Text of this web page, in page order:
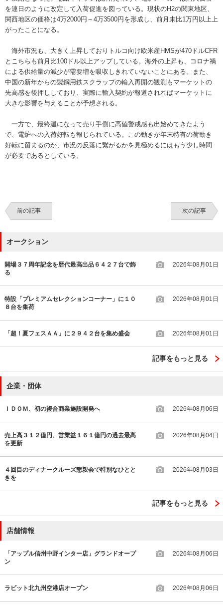
を連日のように改定して入荷促進を図っている。現状のH2の関東地区、
関西地区の価格は4万2000円～4万3500円を形成し、前月末比1万円以上上
がったことになる。
海外市況も、大きく上昇しておりトルコ向け欧米産HMSが470ドルCFR
とこちらも前月比100ドル以上アップしている。海外の上昇も、コロナ禍
による供給量の減少が需要増を吸収しきれていないことにある。また、
中国の新年からの製鋼用鉄スクラップの輸入再開の観測もマーケットの
先高感を後押ししており、実際に輸入契約が報道されればマーケットに
大きな影響を与えることが予想される。
一方で、最終週になって売り手側に高値警戒感も出始めてきたよう
で、電炉への入荷好転も報じられている。この動きが年末特有の荷動き
好転に留まるのか、市況の反落に繋がるかを見極めるにはもう少し時間
が必要であるとしている。
前の記事 次の記事
オークション
開場３７周年記念を歴代最高出品６４２７台で飾
る
2026年08月01日
特設「プレミアムセレクションコーナー」に１０
８台を集荷
2026年08月01日
「超！夏フェスＡＡ」に２９４２台を集め盛会 2026年08月01日
記事をもっと見る
企業・団体
ＩＤＯＭ、初の複合商業施設開発へ 2026年08月06日
売上高３１２億円、営業益１６１億円の過去最高
を更新
2026年08月04日
４回目のディナークルーズ懇親会で特別なひとと
きを
2026年08月03日
記事をもっと見る
店舗情報
「アップル信州中野インター店」グランドオープ
ン
2026年08月06日
ラビット北九州空港店オープン 2026年08月06日